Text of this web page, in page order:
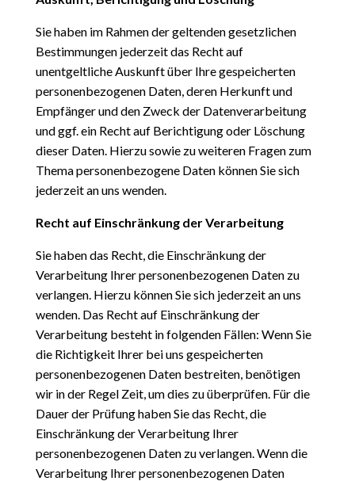
Sie haben im Rahmen der geltenden gesetzlichen
Bestimmungen jederzeit das Recht auf
unentgeltliche Auskunft über Ihre gespeicherten
personenbezogenen Daten, deren Herkunft und
Empfänger und den Zweck der Datenverarbeitung
und ggf. ein Recht auf Berichtigung oder Löschung
dieser Daten. Hierzu sowie zu weiteren Fragen zum
Thema personenbezogene Daten können Sie sich
jederzeit an uns wenden.
Recht auf Einschränkung der Verarbeitung
Sie haben das Recht, die Einschränkung der
Verarbeitung Ihrer personenbezogenen Daten zu
verlangen. Hierzu können Sie sich jederzeit an uns
wenden. Das Recht auf Einschränkung der
Verarbeitung besteht in folgenden Fällen: Wenn Sie
die Richtigkeit Ihrer bei uns gespeicherten
personenbezogenen Daten bestreiten, benötigen
wir in der Regel Zeit, um dies zu überprüfen. Für die
Dauer der Prüfung haben Sie das Recht, die
Einschränkung der Verarbeitung Ihrer
personenbezogenen Daten zu verlangen. Wenn die
Verarbeitung Ihrer personenbezogenen Daten